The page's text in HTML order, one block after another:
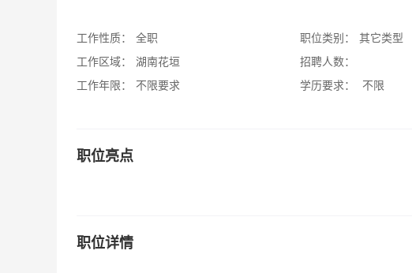
工作性质：
全职
工作区域：
湖南花垣
工作年限：
不限要求
职位类别：
其它类型
招聘人数：
学历要求：
不限
职位亮点
职位详情